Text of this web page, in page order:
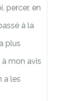
percer, en
à la
plus
mon avis
a les